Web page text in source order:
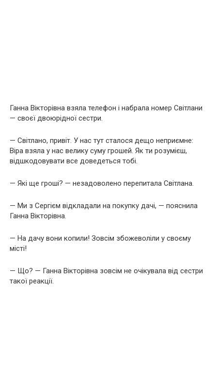
Ганна Вікторівна взяла телефон і набрала номер Світлани
— своєї двоюрідної сестри.
— Світлано, привіт. У нас тут сталося дещо неприємне:
Віра взяла у нас велику суму грошей. Як ти розумієш,
відшкодовувати все доведеться тобі.
— Які ще гроші? — незадоволено перепитала Світлана.
— Ми з Сергієм відкладали на покупку дачі, — пояснила
Ганна Вікторівна.
— На дачу вони копили! Зовсім збожеволіли у своєму
місті!
— Що? — Ганна Вікторівна зовсім не очікувала від сестри
такої реакції.